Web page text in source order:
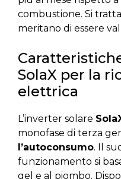
combustione. Si
meritano di essere
SolaX per la
elettrica
L’inverter solare
monofase di terza
l’autoconsumo. Il
funzionamento si
gel e al piombo.